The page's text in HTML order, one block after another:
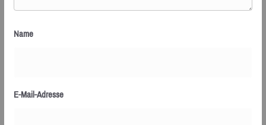
Name
E-Mail-Adresse